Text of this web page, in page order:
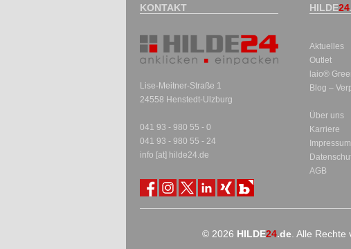
KONTAKT
Lise-Meitner-Straße 1
24558 Henstedt-Ulzburg
041 93 - 980 55 - 0
041 93 - 980 55 - 24
info [at] hilde24.de
HILDE24
Aktuelles
Outlet
laio®
Blog –
Über uns
Karriere
Impressum
AGB
© 2026 HILDE24.de . Alle Rechte